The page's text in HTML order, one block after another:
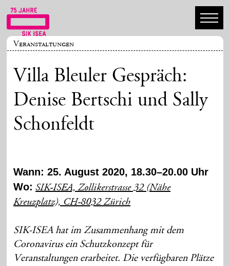
Veranstaltungen
Villa Bleuler Gespräch:
Denise Bertschi und Sally
Schonfeldt
Wann: 25. August 2020, 18.30–20.00 Uhr
Wo: SIK-ISEA, Zollikerstrasse 32 (Nähe
Kreuzplatz), CH-8032 Zürich
SIK-ISEA hat im Zusammenhang mit dem
Coronavirus ein Schutzkonzept für
Veranstaltungen erarbeitet. Die verfügbaren Plätze